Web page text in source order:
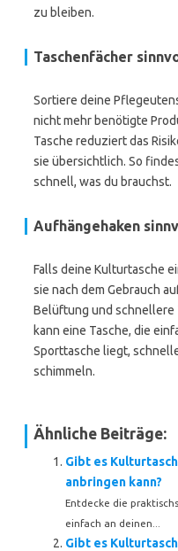
zu bleiben.
Taschenfächer
Sortiere deine
nicht mehr benötigte
Tasche reduziert das
sie übersichtlich. So
schnell, was du brauchst.
Aufhängehaken
Falls deine Kulturtasche
sie nach dem Gebrauch
Belüftung und schnellere
kann eine Tasche, die
Sporttasche liegt,
schimmeln.
Ähnliche Beiträge:
Gibt es
anbringen kann?
Entdecke die
einfach an deinen...
Gibt es